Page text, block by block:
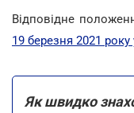
Відповідне
19 березня 2021
Як швидко